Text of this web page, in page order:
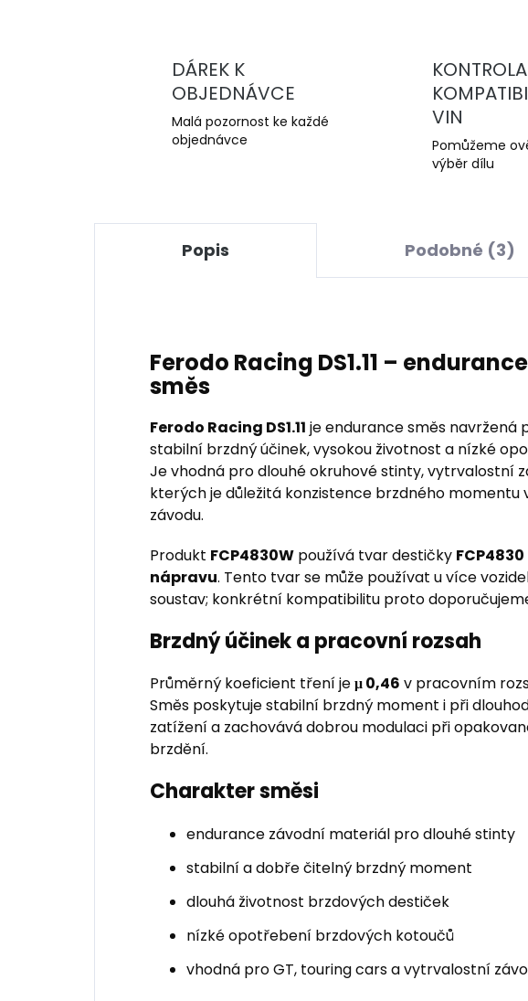
DÁREK K
OBJEDNÁVCE
Malá pozornost ke každé
objednávce
KONTROLA
VIN
Pomůžeme
výběr dílu
Popis Podobné (3)
Ferodo Racing DS1.11 –
směs
Ferodo Racing DS1.11 je endurance směs navržená
stabilní brzdný účinek, vysokou životnost a nízké
Je vhodná pro dlouhé okruhové stinty, vytrvalostní
kterých je důležitá konzistence brzdného momentu
závodu.
Produkt FCP4830W používá tvar destičky FCP4830
nápravu. Tento tvar se může používat u více
soustav; konkrétní kompatibilitu proto
Brzdný účinek a pracovní rozsah
Průměrný koeficient tření jeμ 0,46 v pracovním
Směs poskytuje stabilní brzdný moment i při
zatížení a zachovává dobrou modulaci při
brzdění.
Charakter směsi
endurance závodní materiál pro dlouhé stinty
stabilní a dobře čitelný brzdný moment
dlouhá životnost brzdových destiček
nízké opotřebení brzdových kotoučů
vhodná pro GT, touring cars a vytrvalostní